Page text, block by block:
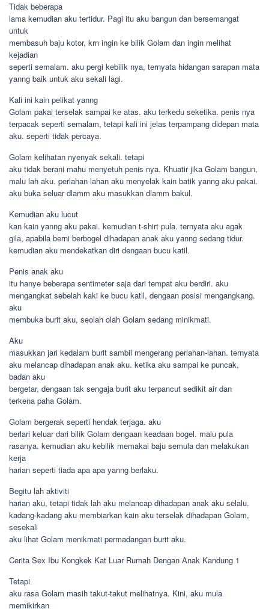
Tidak beberapa
lama kemudian aku tertidur. Pagi itu aku bangun dan bersemangat
untuk
membasuh baju kotor, krn ingin ke bilik Golam dan ingin melihat
kejadian
seperti semalam. aku pergi kebilik nya, ternyata hidangan sarapan mata
yanng baik untuk aku sekali lagi.
Kali ini kain pelikat yanng
Golam pakai terselak sampai ke atas. aku terkedu seketika. penis nya
terpacak seperti semalam, tetapi kali ini jelas terpampang didepan mata
aku. seperti tidak percaya.
Golam kelihatan nyenyak sekali. tetapi
aku tidak berani mahu menyetuh penis nya. Khuatir jika Golam bangun,
malu lah aku. perlahan lahan aku menyelak kain batik yanng aku pakai.
aku buka seluar dlamm aku masukkan dlamm bakul.
Kemudian aku lucut
kan kain yanng aku pakai. kemudian t-shirt pula. ternyata aku agak
gila, apabila berni berbogel dihadapan anak aku yanng sedang tidur.
kemudian aku mendekatkan diri dengaan bucu katil.
Penis anak aku
itu hanye beberapa sentimeter saja dari tempat aku berdiri. aku
mengangkat sebelah kaki ke bucu katil, dengaan posisi mengangkang.
aku
membuka burit aku, seolah olah Golam sedang minikmati.
Aku
masukkan jari kedalam burit sambil mengerang perlahan-lahan. ternyata
aku melancap dihadapan anak aku. ketika aku sampai ke puncak,
badan aku
bergetar, dengaan tak sengaja burit aku terpancut sedikit air dan
terkena paha Golam.
Golam bergerak seperti hendak terjaga. aku
berlari keluar dari bilik Golam dengaan keadaan bogel. malu pula
rasanya. kemudian aku kebilik memakai baju semula dan melakukan
kerja
harian seperti tiada apa apa yanng berlaku.
Begitu lah aktiviti
harian aku, tetapi tidak lah aku melancap dihadapan anak aku selalu.
kadang-kadang aku membiarkan kain aku terselak dihadapan Golam,
sesekali
aku lihat Golam menikmati permadangan burit aku.
Cerita Sex Ibu Kongkek Kat Luar Rumah Dengan Anak Kandung 1
Tetapi
aku rasa Golam masih takut-takut melihatnya. Kini, aku mula
memikirkan